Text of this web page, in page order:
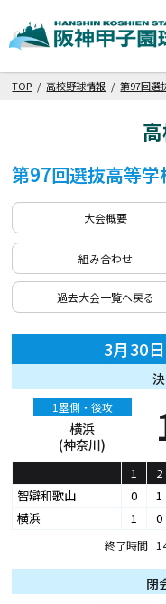
TOP /高校野球情報 /第97回選
第97回選抜高等学
大会概要
組み合わせ
過去大会一覧へ戻る
3月30
1塁側・後攻
横浜
(神奈川)
1 2
智辯和歌山
0 1
横浜
1 0
終了時間 :
閉